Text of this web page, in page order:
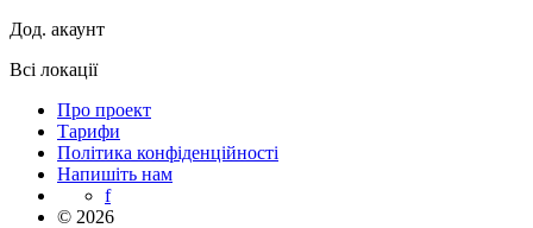
Дод. акаунт
Всі локації
Про проект
Тарифи
Політика конфіденційності
Напишіть нам
f
© 2026